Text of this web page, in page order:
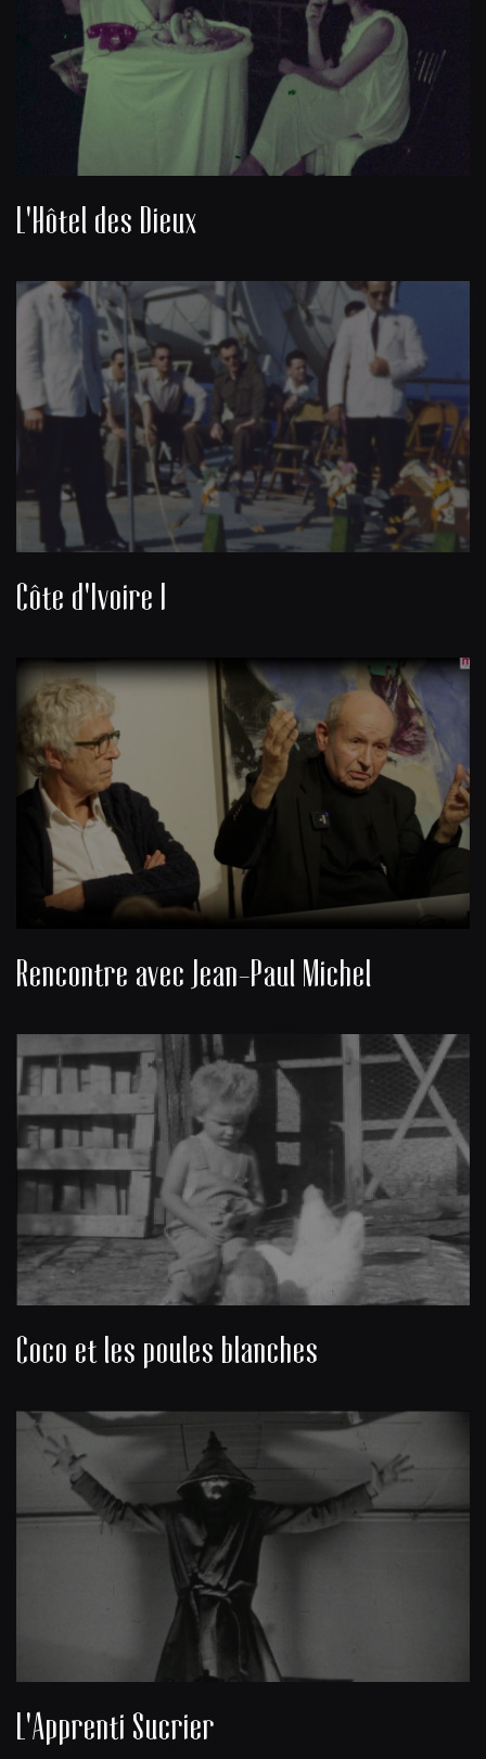
L'Hôtel des Dieux
Côte d'Ivoire I
Rencontre avec Jean-Paul Michel
Coco et les poules blanches
L'Apprenti Sucrier